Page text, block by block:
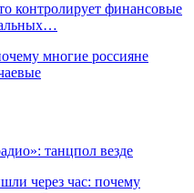
контролирует финансовые
многие россияне
танцпол везде
через час: почему